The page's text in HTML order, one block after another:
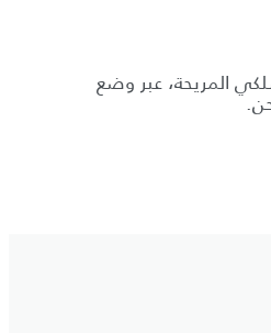
المريحة، عبر وضع